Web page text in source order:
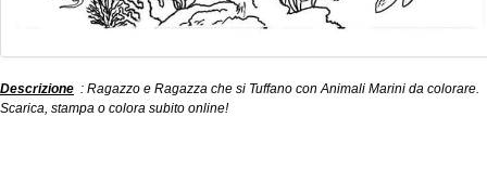
Descrizione : Ragazzo e Ragazza che si Tuffano con Animali Marini da colorare.
Scarica, stampa o colora subito online!